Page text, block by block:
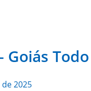
Goiás
2025